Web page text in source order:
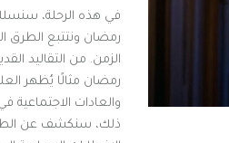
في هذه الرحلة،
رمضان ونتتبع الطرق
الزمن. من التقاليد
رمضان مثالًا يُظهر
والعادات الاجتماعية
ذلك، سنكشف عن